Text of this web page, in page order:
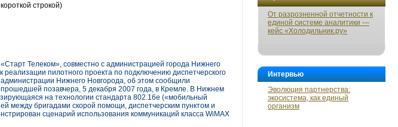
От разрозненной отчетности к
единой системе аналитики —
кейс «Холодильник.ру»
Интервью
Эволюция партнерства:
экосистема, как единый
организм
строкой)
Телеком», совместно с администрацией города Нижнего
пилотного проекта по подключению диспетчерского
Нижнего Новгорода, об этом сообщили
позавчера, 5 декабря 2007 года, в Кремле. В Нижнем
на технологии стандарта 802.16е («мобильный
между бригадами скорой помощи, диспетчерским пунктом и
сценарий использования коммуникаций класса WiMAX